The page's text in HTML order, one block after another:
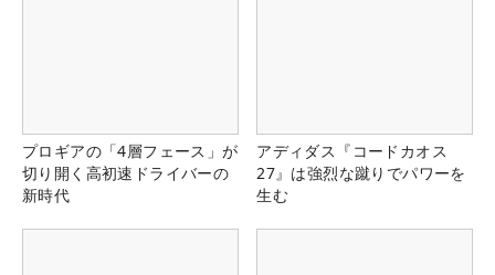
プロギアの「4層フェース」が
切り開く高初速ドライバーの
新時代
アディダス『コードカオス
27』は強烈な蹴りでパワーを
生む